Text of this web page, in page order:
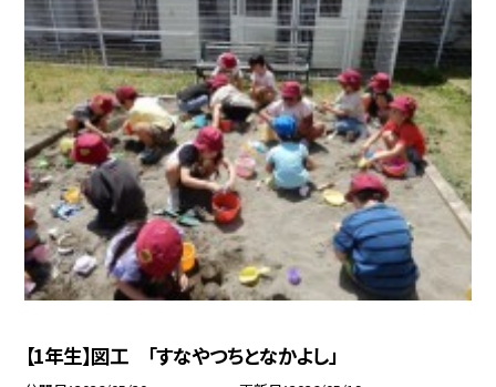
【1年生】図工 「すなやつちとなかよし」